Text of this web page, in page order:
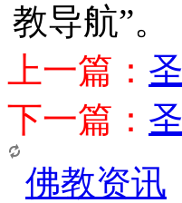
教导航”。
上一篇：
下一篇：
佛教资讯